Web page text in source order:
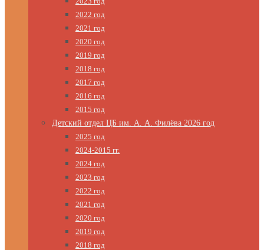
2022 год
2021 год
2020 год
2019 год
2018 год
2017 год
2016 год
2015 год
Детский отдел ЦБ им. А. А. Филёва 2026 год
2025 год
2024-2015 гг.
2024 год
2023 год
2022 год
2021 год
2020 год
2019 год
2018 год